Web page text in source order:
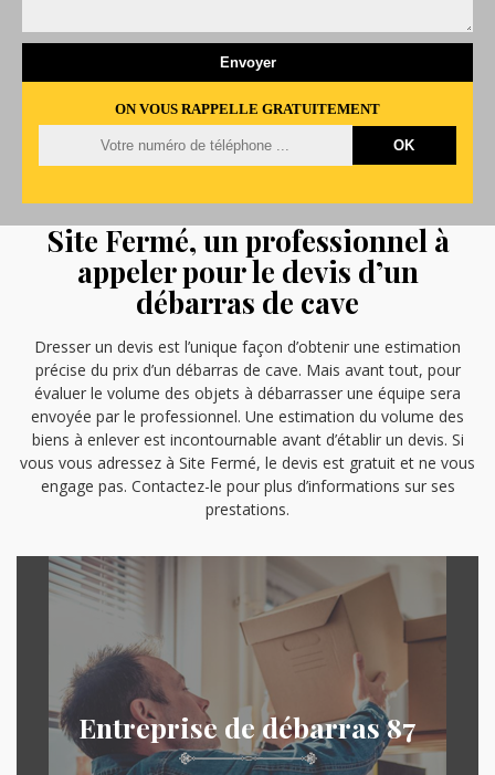
ON VOUS RAPPELLE GRATUITEMENT
Site Fermé, un professionnel à
appeler pour le devis d’un
débarras de cave
Dresser un devis est l’unique façon d’obtenir une estimation
précise du prix d’un débarras de cave. Mais avant tout, pour
évaluer le volume des objets à débarrasser une équipe sera
envoyée par le professionnel. Une estimation du volume des
biens à enlever est incontournable avant d’établir un devis. Si
vous vous adressez à Site Fermé, le devis est gratuit et ne vous
engage pas. Contactez-le pour plus d’informations sur ses
prestations.
Entreprise de débarras 87